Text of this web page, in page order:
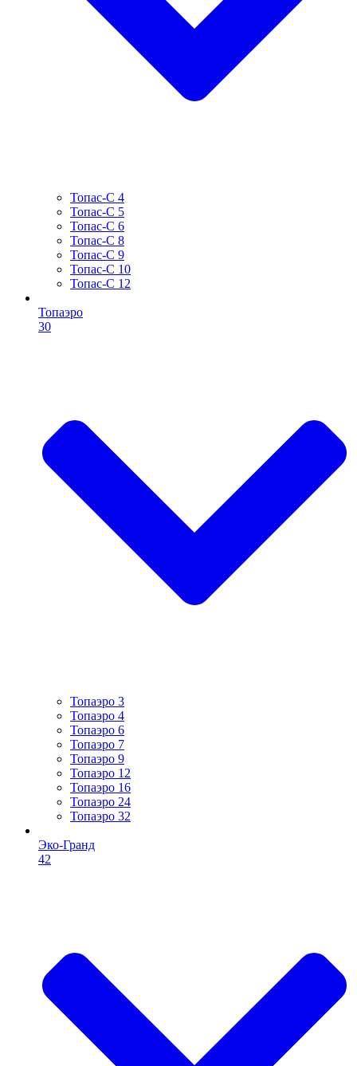
Топас-С 4
Топас-С 5
Топас-С 6
Топас-С 8
Топас-С 9
Топас-С 10
Топас-С 12
Топаэро
30
Топаэро 3
Топаэро 4
Топаэро 6
Топаэро 7
Топаэро 9
Топаэро 12
Топаэро 16
Топаэро 24
Топаэро 32
Эко-Гранд
42